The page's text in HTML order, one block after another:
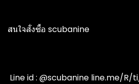
สนใจสั่งซื้อ scubanine
Line id : @scubanine line.me/